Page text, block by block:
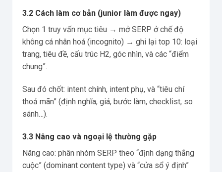
3.2 Cách làm cơ bản (junior làm được ngay)
Chọn 1 truy vấn mục tiêu → mở SERP ở chế độ
không cá nhân hoá (incognito) → ghi lại top 10: loại
trang, tiêu đề, cấu trúc H2, góc nhìn, và các “điểm
chung”.
Sau đó chốt: intent chính, intent phụ, và “tiêu chí
thoả mãn” (định nghĩa, giá, bước làm, checklist, so
sánh…).
3.3 Nâng cao và ngoại lệ thường gặp
Nâng cao: phân nhóm SERP theo “định dạng thắng
cuộc” (dominant content type) và “cửa sổ ý định”